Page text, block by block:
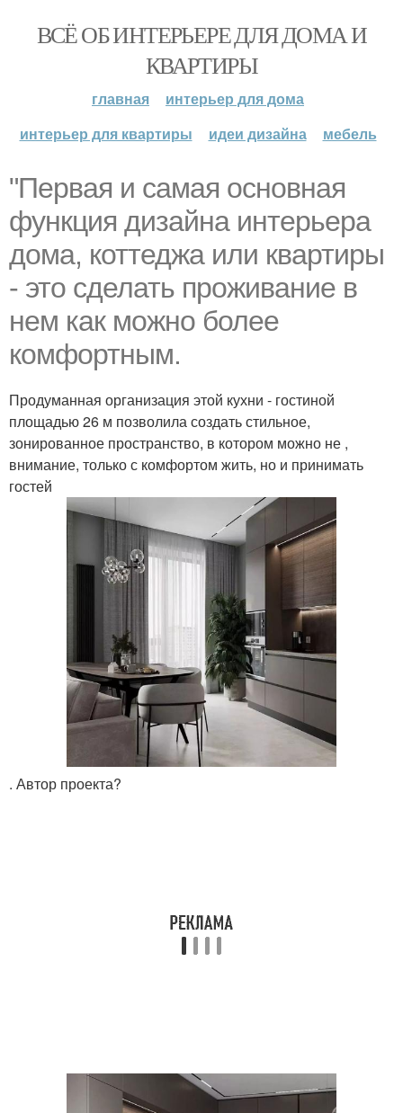
ВСЁ ОБ ИНТЕРЬЕРЕ ДЛЯ ДОМА И
КВАРТИРЫ
главная
интерьер для дома
интерьер для квартиры
идеи дизайна мебель
"Первая и самая основная
функция дизайна интерьера
дома, коттеджа или квартиры
- это сделать проживание в
нем как можно более
комфортным.
Продуманная организация этой кухни - гостиной
площадью 26 м позволила создать стильное,
зонированное пространство, в котором можно не ,
внимание, только с комфортом жить, но и принимать
гостей
. Автор проекта?